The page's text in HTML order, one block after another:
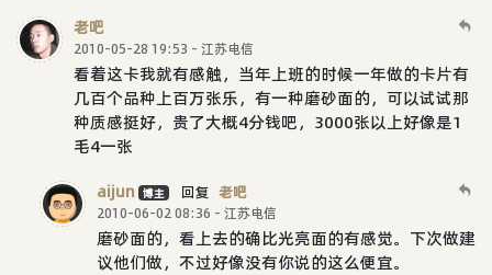
老吧
2010-05-28 19:53 - 江苏电信
看着这卡我就有感触，当年上班的时候一年做的卡片有
几百个品种上百万张乐，有一种磨砂面的，可以试试那
种质感挺好，贵了大概4分钱吧，3000张以上好像是1
毛4一张
aijun 博主 回复 老吧
2010-06-02 08:36 - 江苏电信
磨砂面的，看上去的确比光亮面的有感觉。下次做建
议他们做，不过好像没有你说的这么便宜。